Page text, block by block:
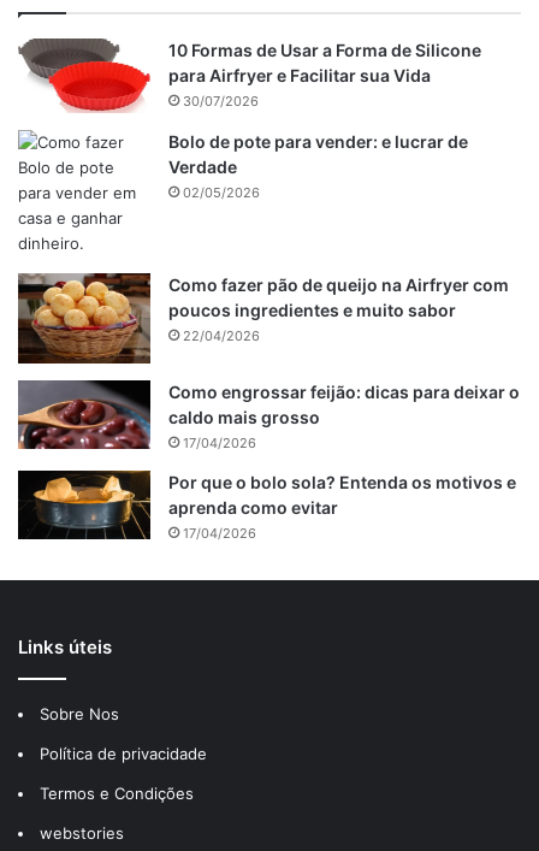
chocolate. Use chocolate de alta qualidade com um teor de
cacau de pelo menos 70%. Quanto mais cacau, mais
intenso será o sabor.
2. Manteiga amolecida
A manteiga é essencial para adicionar umidade e sabor à
massa. Certifique-se de que está amolecida à temperatura
ambiente para uma textura uniforme.
3. Açúcar
O açúcar é responsável pelo sabor doce e pela textura
10 Formas de Usar a Forma de Silicone
para Airfryer e Facilitar sua Vida
30/07/2026
Bolo de pote para vender: e lucrar de
Verdade
02/05/2026
Como fazer pão de queijo na Airfryer com
poucos ingredientes e muito sabor
22/04/2026
Como engrossar feijão: dicas para deixar o
caldo mais grosso
17/04/2026
Por que o bolo sola? Entenda os motivos e
aprenda como evitar
17/04/2026
Links úteis
Sobre Nos
Política de privacidade
Termos e Condições
webstories